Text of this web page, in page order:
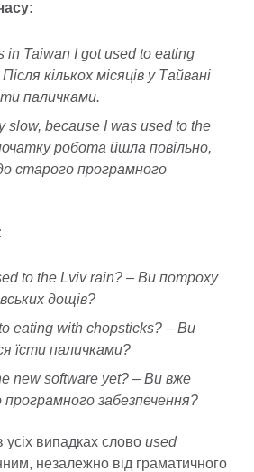
in Taiwan I got used to eating
кількох місяців у Тайвані
паличками.
slow, because I was used to the
робота йшла повільно,
старого програмного
to the Lviv rain? – Ви потроху
дощів?
eating with chopsticks? – Ви
їсти паличками?
new software yet? – Ви вже
програмного забезпечення?
усіх випадках слово used
незалежно від граматичного